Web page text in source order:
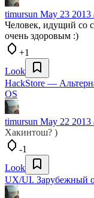
timursun May 23 2013
Человек, идущий со
очень здоровым :)
+1
Look
HackStore —
OS
timursun May 22 2013
Хакинтош? )
-1
Look
UX/UI. Зарубежный